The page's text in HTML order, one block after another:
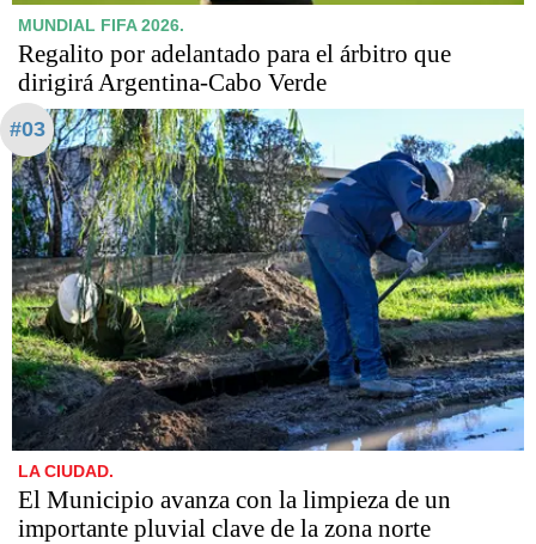
MUNDIAL FIFA 2026.
Regalito por adelantado para el árbitro que
dirigirá Argentina-Cabo Verde
#03
LA CIUDAD.
El Municipio avanza con la limpieza de un
importante pluvial clave de la zona norte